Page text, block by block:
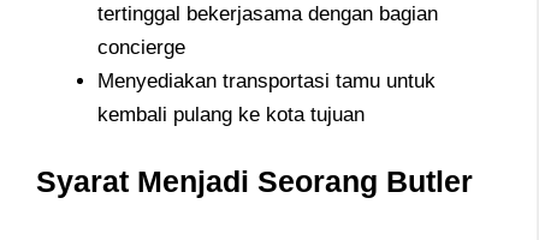
tertinggal bekerjasama dengan bagian
concierge
Menyediakan transportasi tamu untuk
kembali pulang ke kota tujuan
Syarat Menjadi Seorang Butler